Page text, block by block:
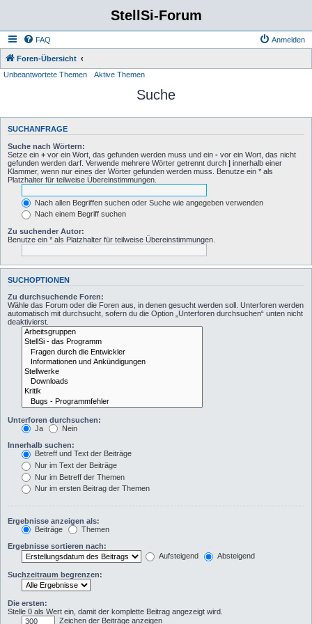
StellSi-Forum
FAQ Anmelden
Foren-Übersicht
Unbeantwortete Themen
Aktive Themen
Suche
SUCHANFRAGE
Suche nach Wörtern:
Setze ein + vor ein Wort, das gefunden werden muss und ein - vor ein Wort, das nicht
gefunden werden darf. Verwende mehrere Wörter getrennt durch | innerhalb einer
Klammer, wenn nur eines der Wörter gefunden werden muss. Benutze ein * als
Platzhalter für teilweise Übereinstimmungen.
Nach allen Begriffen suchen oder Suche wie angegeben verwenden
Nach einem Begriff suchen
Zu suchender Autor:
Benutze ein * als Platzhalter für teilweise Übereinstimmungen.
SUCHOPTIONEN
Zu durchsuchende Foren:
Wähle das Forum oder die Foren aus, in denen gesucht werden soll. Unterforen werden
automatisch mit durchsucht, sofern du die Option „Unterforen durchsuchen“ unten nicht
deaktivierst.
Unterforen durchsuchen:
Ja
Nein
Innerhalb suchen:
Betreff und Text der Beiträge
Nur im Text der Beiträge
Nur im Betreff der Themen
Nur im ersten Beitrag der Themen
Ergebnisse anzeigen als:
Beiträge
Themen
Ergebnisse sortieren nach:
Aufsteigend
Absteigend
Suchzeitraum begrenzen:
Die ersten:
Stelle 0 als Wert ein, damit der komplette Beitrag angezeigt wird.
Zeichen der Beiträge anzeigen